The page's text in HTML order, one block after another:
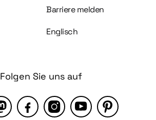
Barriere melden
Englisch
Folgen Sie uns auf